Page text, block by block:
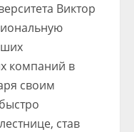
Виктор
компаний в
своим
став